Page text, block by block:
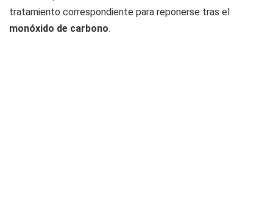
tratamiento correspondiente para reponerse tras el
monóxido de carbono.